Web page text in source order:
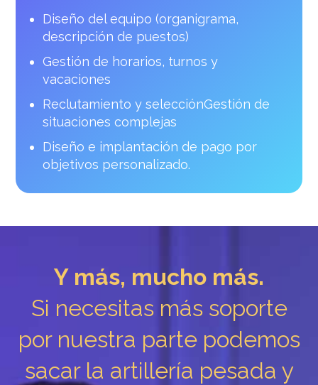
Diseño del equipo (organigrama,
descripción de puestos)
Gestión de horarios, turnos y
vacaciones
Reclutamiento y selecciónGestión de
situaciones complejas
Diseño e implantación de pago por
objetivos personalizado.
Y más, mucho más.
Si necesitas más soporte
por nuestra parte podemos
sacar la artillería pesada y